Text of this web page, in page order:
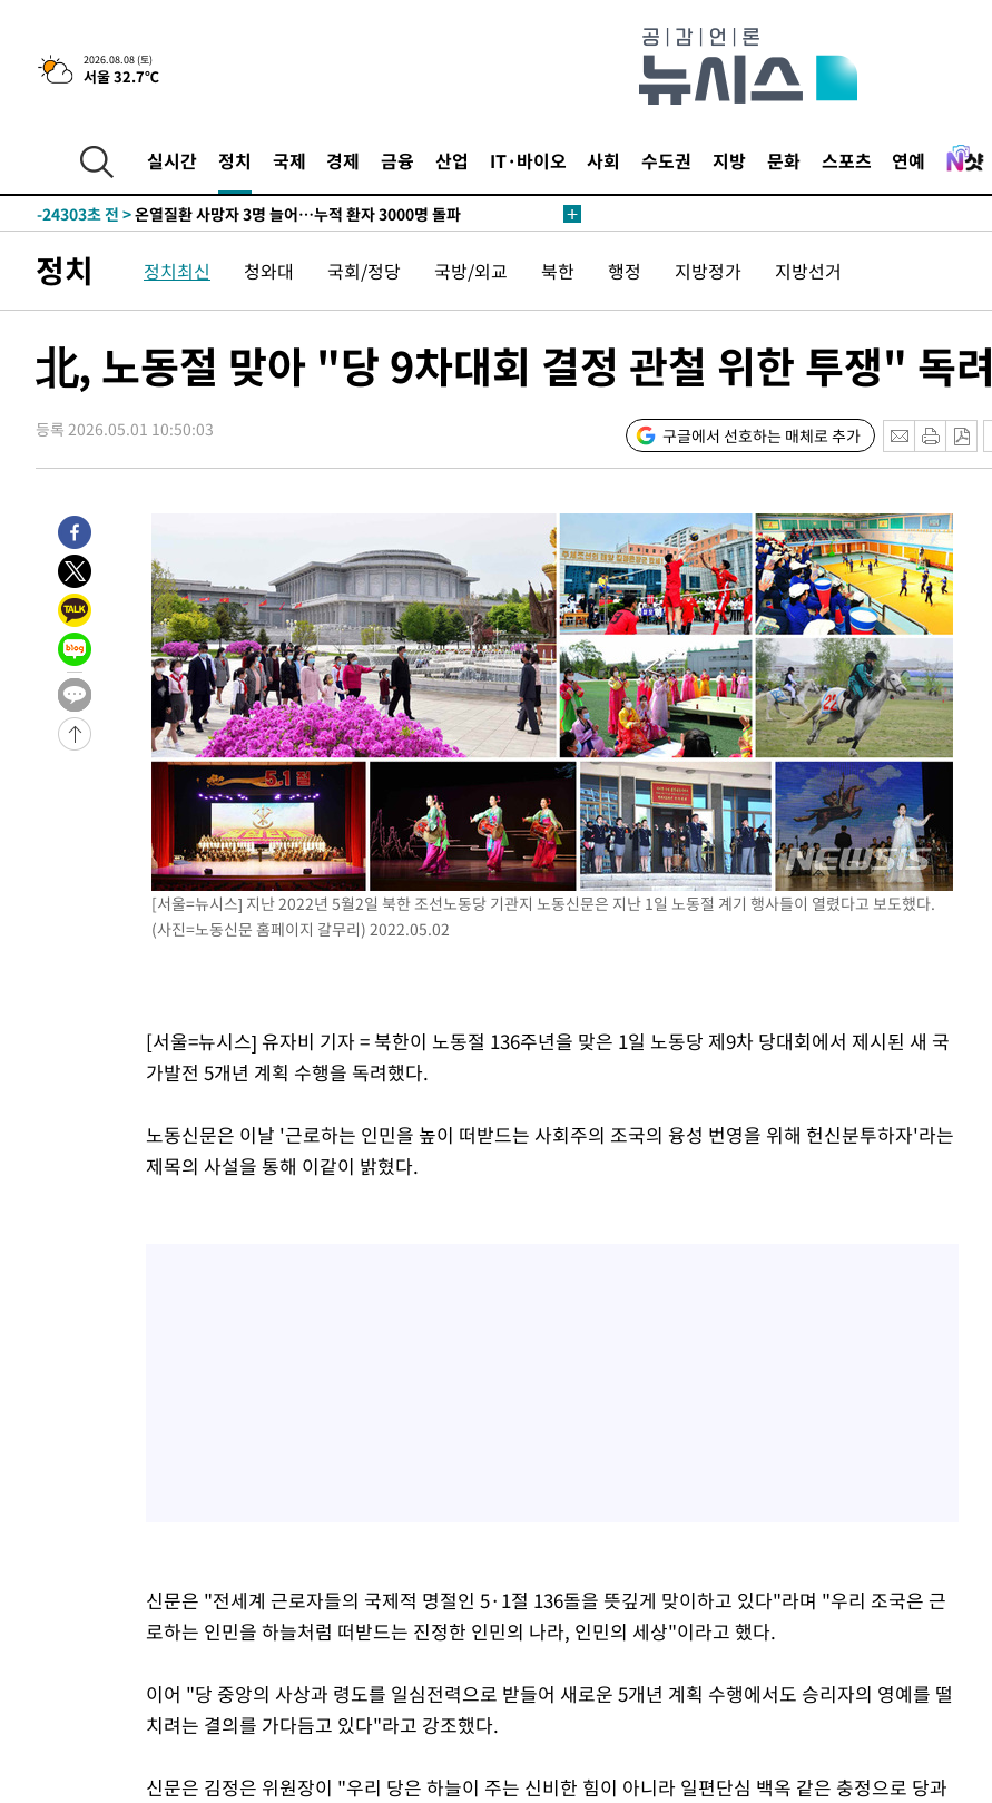
2026.08.08 (토)
서울 32.7℃
실시간 정치 국제 경제 금융 산업 IT·바이오 사회 수도권 지방 문화 스포츠 연예
4시간 전 >[속보]뉴욕증시 상승 마감…S&P 0.6% 나스닥 1.3%↑
-25552초 전 >
[속보]이강인 "감독님이 원하는 마음 느꼈고, 많은 트로피 원해 아
틀레티코 이적"
-25334초 전 >
-24303초 전 >온열질환 사망자 3명 늘어…누적 환자 3000명 돌파
-14355초 전 >
백운산서 80년근 천종산삼 9뿌리 발견…감정가 1.3억원
-12065초 전 >선재도서 해루질 나섰다 실종 60대, 닷새 만에 숨진 채 발견
-8975초 전 >여수 오동도 해상서 모터보트 전복…1명 사망·1명 실종
주 날씨]
-2220초 전 >축구협회 "압수수색·성접대 논란 사과…쇄신의 기회로 삼겠다"
-737초 전 >[속보]'압수수색·성접대 논란' 축구협회 "실망과 걱정 안겨드려 죄송"
4시간 전 >
-26282초 전 >
낮 최고 35도 '무더위'…동해안 시간당 30㎜ '강한 비'[내일날씨]
-25552초 전 >
[속보]이강인 "감독님이 원하는 마음 느꼈고, 많은 트로피 원해 아
틀레티코 이적"
-25334초 전 >
수도권 40도 육박 '펄펄'…동해안 일부 지역엔 호의주의보
-24303초 전 >
온열질환 사망자 3명 늘어…누적 환자 3000명 돌파
-18248초 전 >
강릉에 시간당 81.4㎜ 물폭탄…도로 잠기고 담벼락 붕괴
-14355초 전 >
백운산서 80년근 천종산삼 9뿌리 발견…감정가 1.3억원
-12065초 전 >
선재도서 해루질 나섰다 실종 60대, 닷새 만에 숨진 채 발견
남자 농구, 나고야 아시안게임서 '홈팀' 일본과 한일전
여수 오동도 해상서 모터보트 전복…1명 사망·1명 실종
극한폭염 한풀 꺾이지만…'낮 최고 35도' 무더위, 열대야 계속[다음
축구협회 "압수수색·성접대 논란 사과…쇄신의 기회로 삼겠다"
[속보]'압수수색·성접대 논란' 축구협회 "실망과 걱정 안겨드려 죄송"
'최고 37도' 폭염 지속…강원동해안 최대 150㎜ 비
정치 정치최신 청와대 국회/정당 국방/외교 북한 행정 지방정가 지방선거
北, 노동절 맞아 "당 9차대회 결정 관철 위한 투쟁" 독려
등록 2026.05.01 10:50:03 구글에서 선호하는 매체로 추가
[서울=뉴시스] 지난 2022년 5월2일 북한 조선노동당 기관지 노동신문은 지난 1일 노동절 계기 행사들이 열렸다고 보도했다.
(사진=노동신문 홈페이지 갈무리) 2022.05.02
[서울=뉴시스] 유자비 기자 = 북한이 노동절 136주년을 맞은 1일 노동당 제9차 당대회에서 제시된 새 국
가발전 5개년 계획 수행을 독려했다.
노동신문은 이날 '근로하는 인민을 높이 떠받드는 사회주의 조국의 융성 번영을 위해 헌신분투하자'라는
제목의 사설을 통해 이같이 밝혔다.
신문은 "전세계 근로자들의 국제적 명절인 5·1절 136돌을 뜻깊게 맞이하고 있다"라며 "우리 조국은 근
로하는 인민을 하늘처럼 떠받드는 진정한 인민의 나라, 인민의 세상"이라고 했다.
이어 "당 중앙의 사상과 령도를 일심전력으로 받들어 새로운 5개년 계획 수행에서도 승리자의 영예를 떨
치려는 결의를 가다듬고 있다"라고 강조했다.
신문은 김정은 위원장이 "우리 당은 하늘이 주는 신비한 힘이 아니라 일편단심 백옥 같은 충정으로 당과